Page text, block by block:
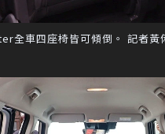
全車四座椅皆可傾倒。 記者黃